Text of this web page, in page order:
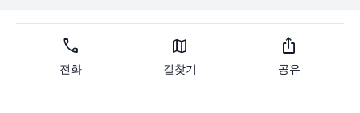
call
전화
map
길찾기
ios_share
공유